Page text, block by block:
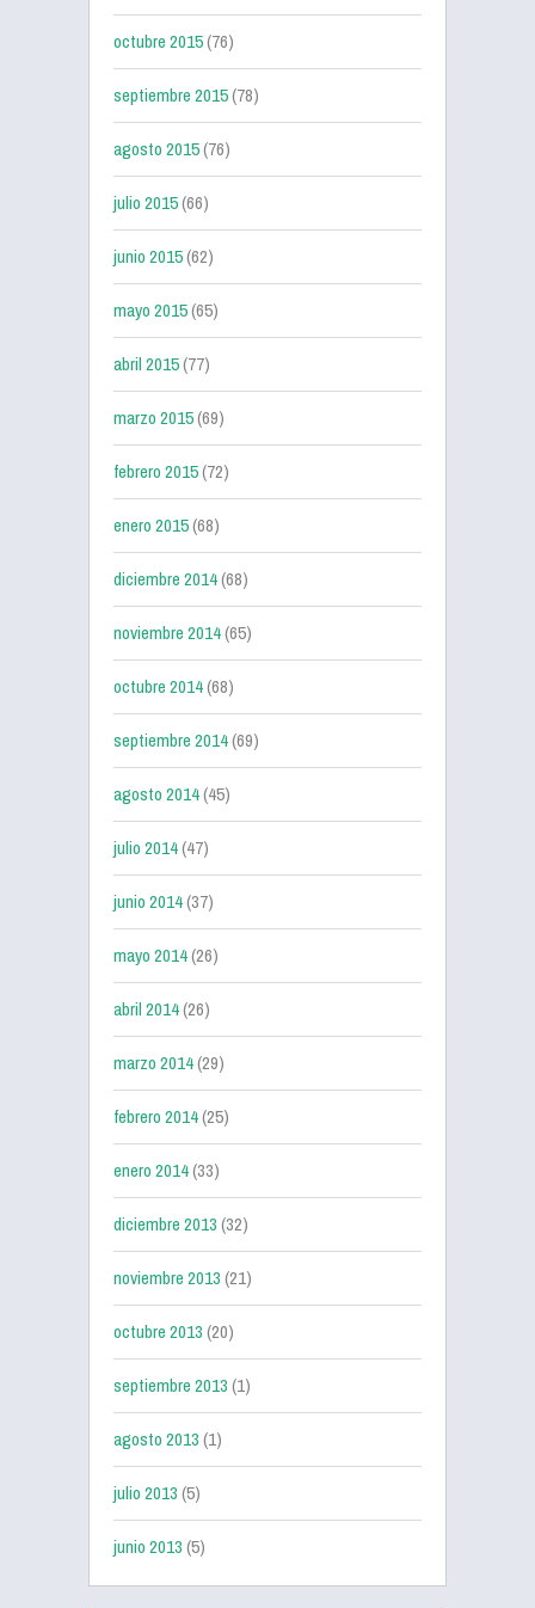
octubre 2015(76)
septiembre 2015(78)
agosto 2015(76)
julio 2015(66)
junio 2015(62)
mayo 2015(65)
abril 2015(77)
marzo 2015(69)
febrero 2015(72)
enero 2015(68)
diciembre 2014(68)
noviembre 2014(65)
octubre 2014(68)
septiembre 2014(69)
agosto 2014(45)
julio 2014(47)
junio 2014(37)
mayo 2014(26)
abril 2014(26)
marzo 2014(29)
febrero 2014(25)
enero 2014(33)
diciembre 2013(32)
noviembre 2013(21)
octubre 2013(20)
septiembre 2013(1)
agosto 2013(1)
julio 2013(5)
junio 2013(5)